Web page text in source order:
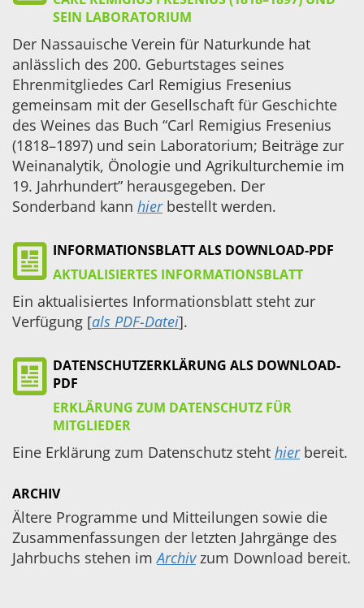
SEIN LABORATORIUM
Der Nassauische Verein für Naturkunde hat
anlässlich des 200. Geburtstages seines
Ehrenmitgliedes Carl Remigius Fresenius
gemeinsam mit der Gesellschaft für Geschichte
des Weines das Buch “Carl Remigius Fresenius
(1818–1897) und sein Laboratorium; Beiträge zur
Weinanalytik, Önologie und Agrikulturchemie im
19. Jahrhundert” herausgegeben. Der
Sonderband kann hierbestellt werden.
INFORMATIONSBLATT ALS DOWNLOAD-PDF
AKTUALISIERTES INFORMATIONSBLATT
Ein aktualisiertes Informationsblatt steht zur
Verfügung [als PDF-Datei].
DATENSCHUTZERKLÄRUNG ALS DOWNLOAD-
PDF
ERKLÄRUNG ZUM DATENSCHUTZ FÜR
MITGLIEDER
Eine Erklärung zum Datenschutz steht hierbereit.
ARCHIV
Ältere Programme und Mitteilungen sowie die
Zusammenfassungen der letzten Jahrgänge des
Jahrbuchs stehen imArchivzum Download bereit.